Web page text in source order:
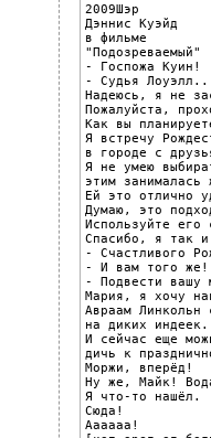
2009Шэр
Дэннис Куэйд
в фильме
"Подозреваемый"
- Госпожа Куин!
- Судья
Надеюсь, я не
Пожалуйста,
Как вы
Я встречу
в городе с
Я не умею
этим занималась
Ей это отлично
Думаю, это
Используйте
Спасибо, я так
- Счастливого
- И вам того же!
- Подвести вашу
Мария, я хочу
Авраам Линкольн
на диких индеек.
И сейчас еще
дичь к
Моржи, вперёд!
Ну же, Майк!
Я что-то нашёл.
Сюда!
Аааааа!